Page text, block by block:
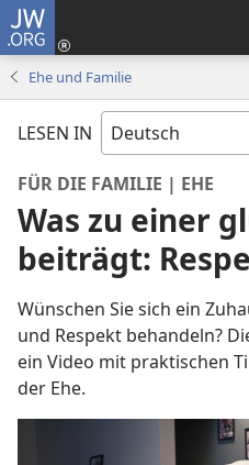
JW.ORG
Ehe und Familie
LESEN IN
FÜR DIE FAMILIE | EHE
Was zu einer
beiträgt:
Wünschen Sie sich ein
und Respekt behandeln?
ein Video mit praktischen
der Ehe.